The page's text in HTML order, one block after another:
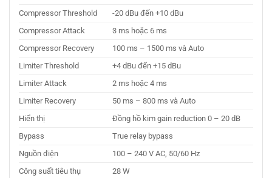
Compressor Threshold
-20 dBu đến +10 dBu
Compressor Attack
3 ms hoặc 6 ms
Compressor Recovery
100 ms – 1500 ms và Auto
Limiter Threshold
+4 dBu đến +15 dBu
Limiter Attack
2 ms hoặc 4 ms
Limiter Recovery
50 ms – 800 ms và Auto
Hiển thị
Đồng hồ kim gain reduction 0 – 20 dB
Bypass
True relay bypass
Nguồn điện
100 – 240 V AC, 50/60 Hz
Công suất tiêu thụ
28 W